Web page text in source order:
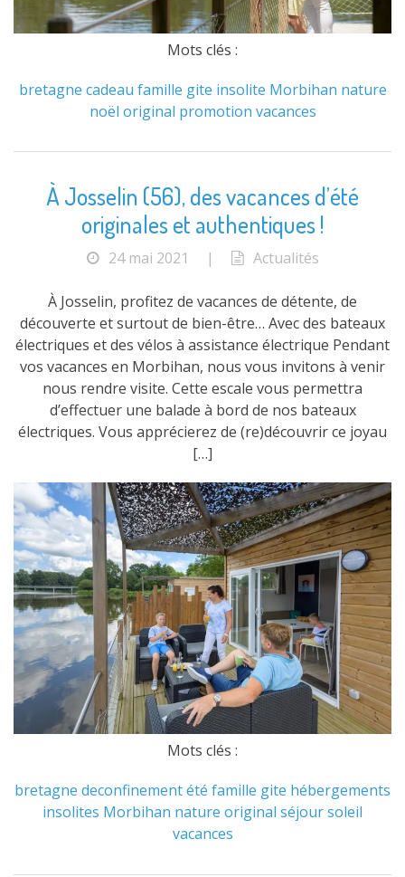
Mots clés :
bretagne cadeau famille gite insolite Morbihan nature
noël original promotion vacances
À Josselin (56), des vacances d’été
originales et authentiques !
24 mai 2021 | Actualités
À Josselin, profitez de vacances de détente, de
découverte et surtout de bien-être… Avec des bateaux
électriques et des vélos à assistance électrique Pendant
vos vacances en Morbihan, nous vous invitons à venir
nous rendre visite. Cette escale vous permettra
d’effectuer une balade à bord de nos bateaux
électriques. Vous apprécierez de (re)découvrir ce joyau
[…]
Mots clés :
bretagne deconfinementété famille gite hébergements
insolites Morbihan nature original séjoursoleil
vacances